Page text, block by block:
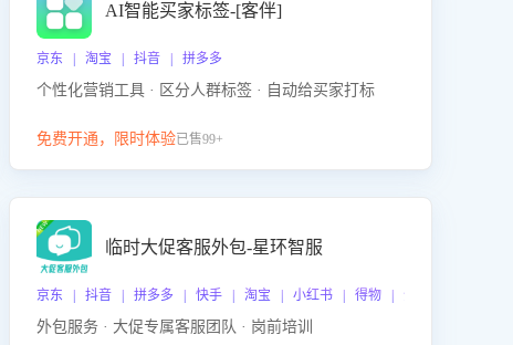
AI智能买家标签-[客伴]
京东 | 淘宝 | 抖音 | 拼多多
个性化营销工具 · 区分人群标签 · 自动给买家打标
免费开通，限时体验已售99+
临时大促客服外包-星环智服
京东 | 抖音 | 拼多多 | 快手 | 淘宝 | 小红书 | 得物 | 企业微信
外包服务 · 大促专属客服团队 · 岗前培训